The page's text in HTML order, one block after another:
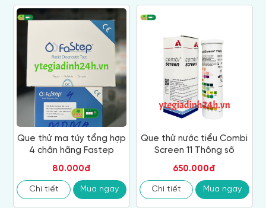
Que thử ma túy tổng hợp
4 chân hãng Fastep
80.000đ
Chi tiết Mua ngay
Que thử nước tiểu Combi
Screen 11 Thông số
650.000đ
Chi tiết Mua ngay